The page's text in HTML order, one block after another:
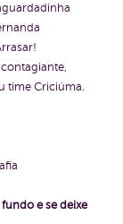
time Criciúma.
e se deixe